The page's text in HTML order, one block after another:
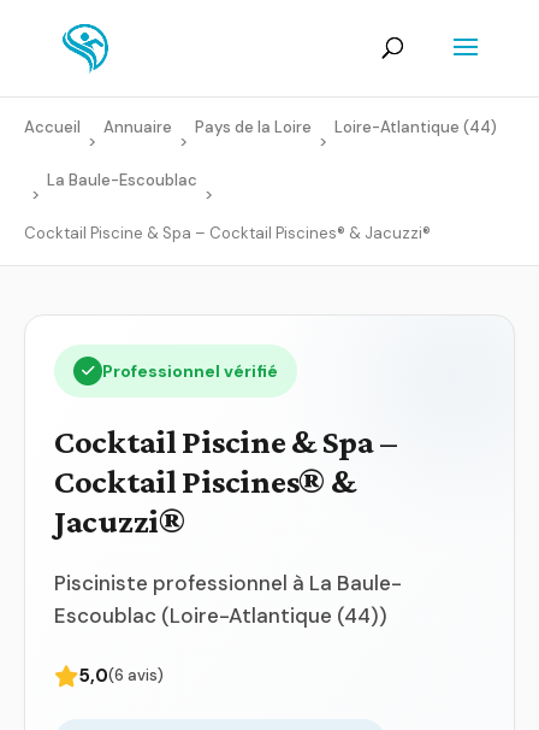
Accueil
>
Annuaire
>
Pays de la Loire
>
Loire-Atlantique (44)
>
La Baule-Escoublac
>
Cocktail Piscine & Spa – Cocktail Piscines® & Jacuzzi®
Professionnel vérifié
Cocktail Piscine & Spa –
Cocktail Piscines® &
Jacuzzi®
Pisciniste professionnel à La Baule-
Escoublac (Loire-Atlantique (44))
5,0(6 avis)